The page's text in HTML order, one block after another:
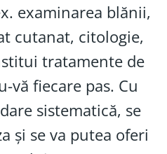
examinarea blănii,
cutanat, citologie,
tratamente de
vă fiecare pas. Cu
sistematică, se
și se va putea oferi